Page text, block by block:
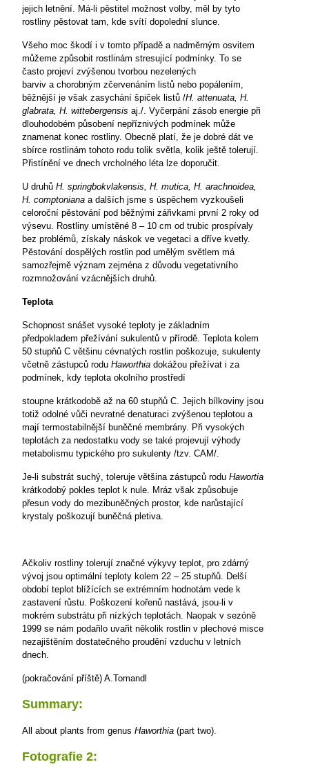
jejich letnění. Má-li pěstitel možnost volby, měl by tyto
rostliny pěstovat tam, kde svítí dopolední slunce.
Všeho moc škodí i v tomto případě a nadměrným osvitem
můžeme způsobit rostlinám stresující podmínky. To se
často projeví zvýšenou tvorbou nezelených
barviv a chorobným zčervenáním listů nebo popálením,
běžnější je však zasychání špiček listů /H. attenuata, H.
glabrata, H. wittebergensis aj./. Vyčerpání zásob energie při
dlouhodobém působení nepříznivých podmínek může
znamenat konec rostliny. Obecně platí, že je dobré dát ve
sbírce rostlinám tohoto rodu tolik světla, kolik ještě tolerují.
Přistínění ve dnech vrcholného léta lze doporučit.
U druhů H. springbokvlakensis, H. mutica, H. arachnoidea,
H. comptoniana a dalších jsme s úspěchem vyzkoušeli
celoroční pěstování pod běžnými zářivkami první 2 roky od
výsevu. Rostliny umístěné 8 – 10 cm od trubic prospívaly
bez problémů, získaly náskok ve vegetaci a dříve kvetly.
Pěstování dospělých rostlin pod umělým světlem má
samozřejmě význam zejména z důvodu vegetativního
rozmnožování vzácnějších druhů.
Teplota
Schopnost snášet vysoké teploty je základním
předpokladem přežívání sukulentů v přírodě. Teplota kolem
50 stupňů C většinu cévnatých rostlin poškozuje, sukulenty
včetně zástupců rodu Haworthia dokážou přežívat i za
podmínek, kdy teplota okolního prostředí
stoupne krátkodobě až na 60 stupňů C. Jejich bílkoviny jsou
totiž odolné vůči nevratné denaturaci zvýšenou teplotou a
mají termostabilnější buněčné membrány. Při vysokých
teplotách za nedostatku vody se také projevují výhody
metabolismu typického pro sukulenty /tzv. CAM/.
Je-li substrát suchý, toleruje většina zástupců rodu Hawortia
krátkodobý pokles teplot k nule. Mráz však způsobuje
přesun vody do mezibuněčných prostor, kde narůstající
krystaly poškozují buněčná pletiva.
Ačkoliv rostliny tolerují značné výkyvy teplot, pro zdárný
vývoj jsou optimální teploty kolem 22 – 25 stupňů. Delší
období teplot blížících se extrémním hodnotám vede k
zastavení růstu. Poškození kořenů nastává, jsou-li v
mokrém substrátu při nízkých teplotách. Naopak v sezóně
1999 se nám podařilo uvařit několik rostlin v plechové misce
nezajištěním dostatečného proudění vzduchu v letních
dnech.
(pokračování příště) A.Tomandl
Summary:
All about plants from genus Haworthia (part two).
Fotografie 2: